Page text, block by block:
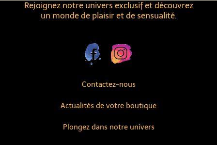
Contactez-nous
Actualités de votre boutique
Rejoignez notre univers exclusif et découvrez
un monde de plaisir et de sensualité.
Plongez dans notre univers